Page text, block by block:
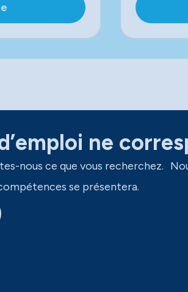
ne
nous ce que vous recherchez.
se présentera.